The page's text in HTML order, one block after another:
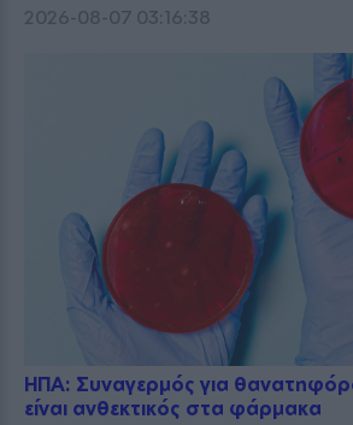
2026-08-07 03:16:38
ΗΠΑ: Συναγερμός για
είναι ανθεκτικός στα φάρμακα